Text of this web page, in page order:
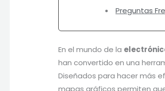
Preguntas
En el mundo de la
han convertido en una
Diseñados para hacer más
mapas gráficos permiten